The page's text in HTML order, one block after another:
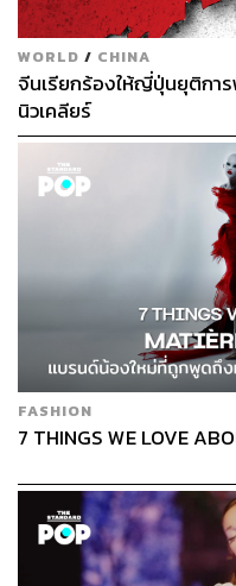
WORLD / CHINA
จีนเรียกร้องให้ญี่ปุ่นยุติกา
นิวเคลียร์
FASHION
7 THINGS WE LOVE